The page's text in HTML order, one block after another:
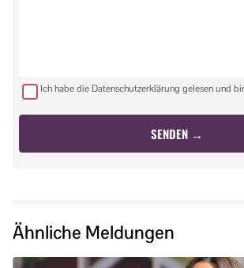
Ich habe die Datenschutzerklärung gelesen und
Ähnliche Meldungen